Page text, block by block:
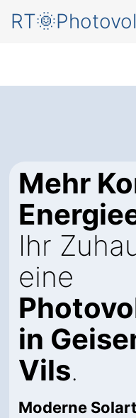
Mehr
Ihr
eine
in
Vils.
Moderne